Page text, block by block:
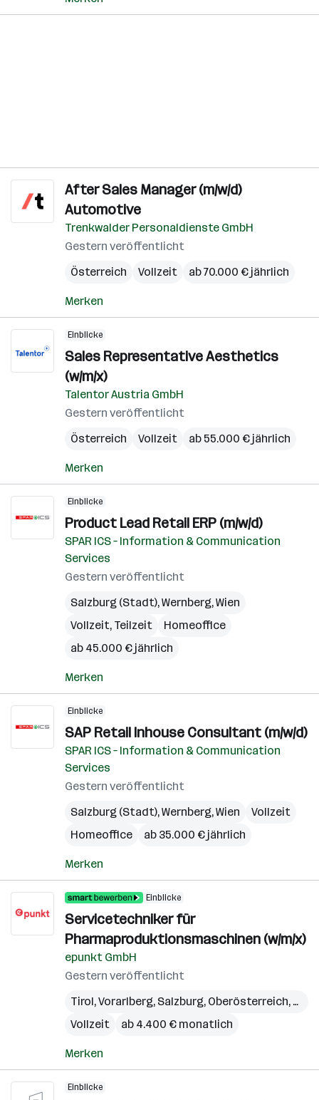
After Sales Manager (m/w/d)
Automotive
Trenkwalder Personaldienste GmbH
Gestern veröffentlicht
Österreich
Vollzeit ab 70.000 € jährlich
Merken
Einblicke
Sales Representative Aesthetics
(w/m/x)
Talentor Austria GmbH
Gestern veröffentlicht
Österreich
Vollzeit ab 55.000 € jährlich
Merken
Einblicke
Product Lead Retail ERP (m/w/d)
SPAR ICS – Information & Communication
Services
Gestern veröffentlicht
Salzburg (Stadt),Wernberg,Wien
Vollzeit, Teilzeit
Homeoffice
ab 45.000 € jährlich
Merken
Einblicke
SAP Retail Inhouse Consultant (m/w/d)
SPAR ICS – Information & Communication
Services
Gestern veröffentlicht
Salzburg (Stadt),Wernberg,Wien
Vollzeit
Homeoffice
ab 35.000 € jährlich
Merken
Einblicke
Servicetechniker für
Pharmaproduktionsmaschinen (w/m/x)
epunkt GmbH
Gestern veröffentlicht
Tirol,Vorarlberg, Salzburg, Oberösterreich,
Vollzeit
ab 4.400 € monatlich
Merken
Einblicke